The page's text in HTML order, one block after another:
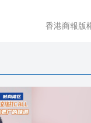
香港商報版